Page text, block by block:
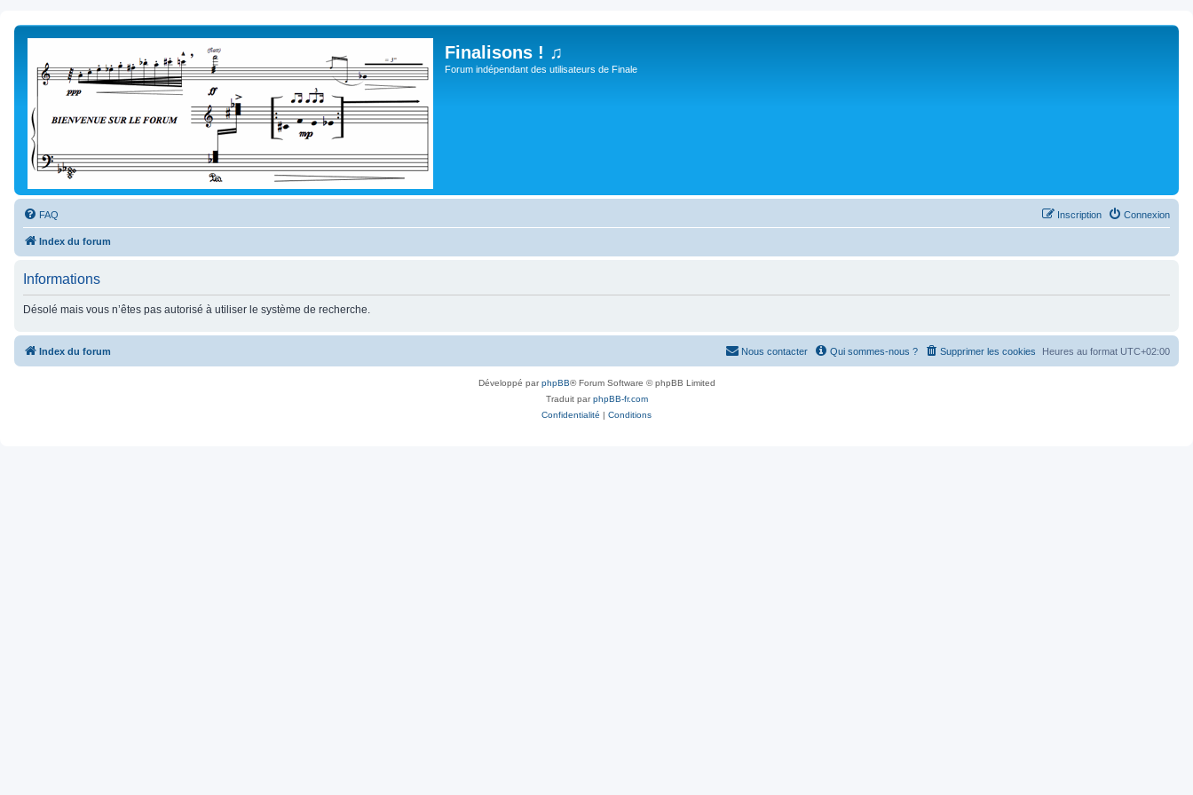
Finalisons ! ♫
Forum indépendant des utilisateurs de Finale
FAQ Connexion
Inscription
Index du forum
Informations
Désolé mais vous n’êtes pas autorisé à utiliser le système de recherche.
Index du forum Heures au format UTC+02:00
Supprimer les cookies
Qui sommes-nous ?
Nous contacter
Développé parphpBB® Forum Software © phpBB Limited
Traduit parphpBB-fr.com
Confidentialité | Conditions